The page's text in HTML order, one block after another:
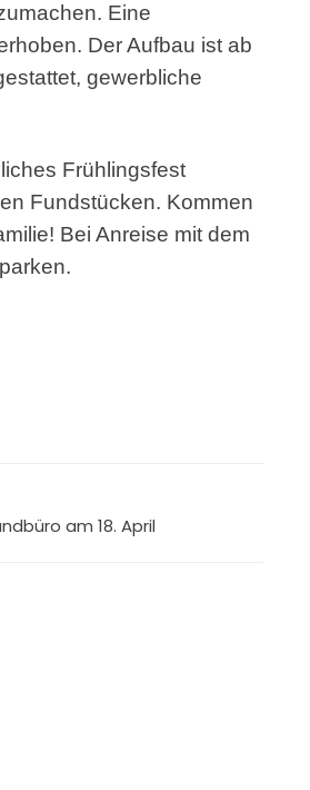
Eine
Der Aufbau ist ab
gewerbliche
Frühlingsfest
Fundstücken. Kommen
Bei Anreise mit dem
am 18. April